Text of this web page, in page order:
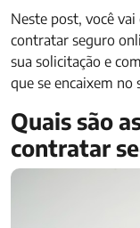
Neste post, você
contratar seguro
sua solicitação e
que se encaixem no
Quais são
contratar